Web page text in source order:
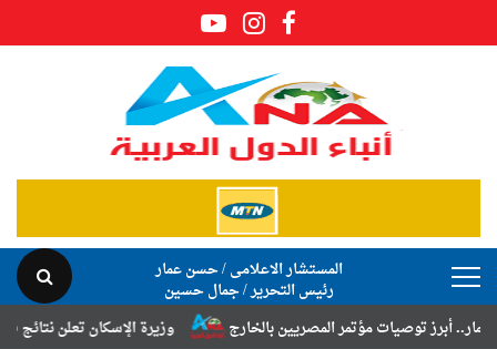
المستشار الاعلامى / حسن عمار
رئيس التحرير / جمال حسين
وزيرة الإسكان تعلن نتائج قرعة
توصيات مؤتمر المصريين بالخارج